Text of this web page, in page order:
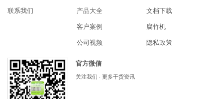
联系我们
产品大全
客户案例
公司视频
文档下载
腐竹机
隐私政策
官方微信
关注我们 · 更多干货资讯